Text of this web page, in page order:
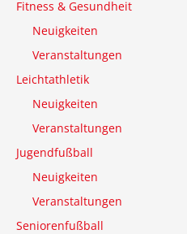
Fitness & Gesundheit
Neuigkeiten
Veranstaltungen
Leichtathletik
Neuigkeiten
Veranstaltungen
Jugendfußball
Neuigkeiten
Veranstaltungen
Seniorenfußball